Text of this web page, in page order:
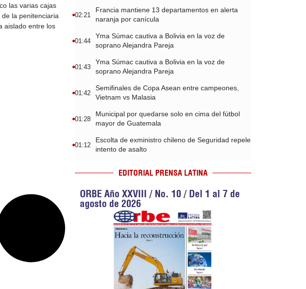
las varias cajas
la penitenciaria
aislado entre los
02:21
Francia mantiene 13 departamentos en alerta
naranja por canícula
01:44
Yma Súmac cautiva a Bolivia en la voz de
soprano Alejandra Pareja
01:43
Yma Súmac cautiva a Bolivia en la voz de
soprano Alejandra Pareja
01:42
Semifinales de Copa Asean entre campeones,
Vietnam vs Malasia
01:28
Municipal por quedarse solo en cima del fútbol
mayor de Guatemala
01:12
Escolta de exministro chileno de Seguridad repele
intento de asalto
EDITORIAL PRENSA LATINA
ORBE Año XXVIII / No. 10 / Del 1 al 7 de
agosto de 2026